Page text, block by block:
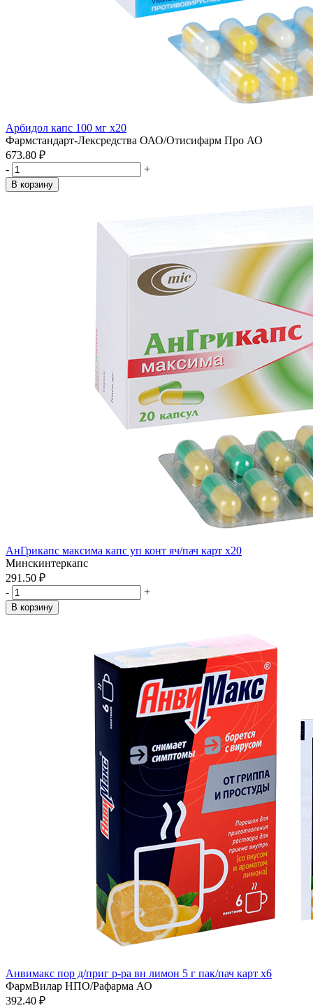
Арбидол капс 100 мг x20
Фармстандарт-Лексредства ОАО/Отисифарм Про АО
673.80 ₽
-
+
В корзину
АнГрикапс максима капс уп конт яч/пач карт x20
Минскинтеркапс
291.50 ₽
-
+
В корзину
Анвимакс пор д/приг р-ра вн лимон 5 г пак/пач карт x6
ФармВилар НПО/Рафарма АО
392.40 ₽